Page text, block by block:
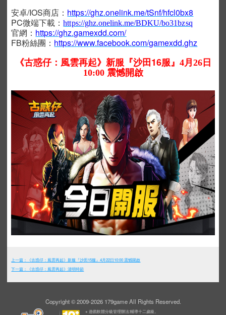
安卓/IOS商店： https://ghz.onelink.me/tSnf/hfcl0bx8
PC微端下載：https://ghz.onelink.me/BDKU/bo31bzsq
官網： https://ghz.gamexdd.com/
FB粉絲團： https://www.facebook.com/gamexdd.ghz
《古惑仔：風雲再起》新服『沙田 16服』4月26日
10:00 震憾開啟
上一篇：《古惑仔：風雲再起》新服『沙田15服』4月22日10:00 震憾開啟
下一篇：《古惑仔：風雲再起》清明時節
Copyright © 2009-2026 179game All Rights Reserved.
※ 遊戲軟體分級管理辦法:輔導十二歲級。